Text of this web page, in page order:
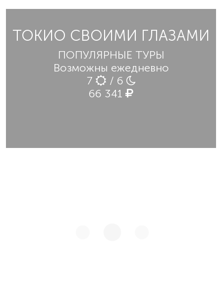
ТОКИО СВОИМИ ГЛАЗАМИ
ПОПУЛЯРНЫЕ ТУРЫ
Возможны ежедневно
7
/ 6
66 341